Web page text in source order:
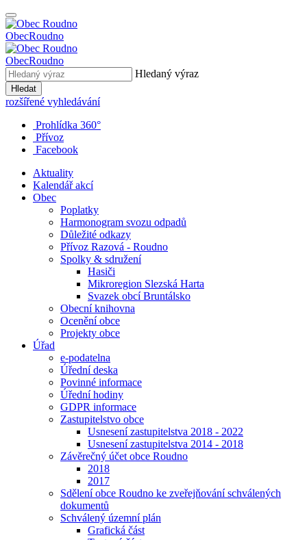
ObecRoudno
ObecRoudno
Hledaný výraz
Hledat
rozšířené vyhledávání
Prohlídka 360°
Přívoz
Facebook
Aktuality
Kalendář akcí
Obec
Poplatky
Harmonogram svozu odpadů
Důležité odkazy
Přívoz Razová - Roudno
Spolky & sdružení
Hasiči
Mikroregion Slezská Harta
Svazek obcí Bruntálsko
Obecní knihovna
Ocenění obce
Projekty obce
Úřad
e-podatelna
Úřední deska
Povinné informace
Úřední hodiny
GDPR informace
Zastupitelstvo obce
Usnesení zastupitelstva 2018 - 2022
Usnesení zastupitelstva 2014 - 2018
Závěrečný účet obce Roudno
2018
2017
Sdělení obce Roudno ke zveřejňování schválených
dokumentů
Schválený územní plán
Grafická část